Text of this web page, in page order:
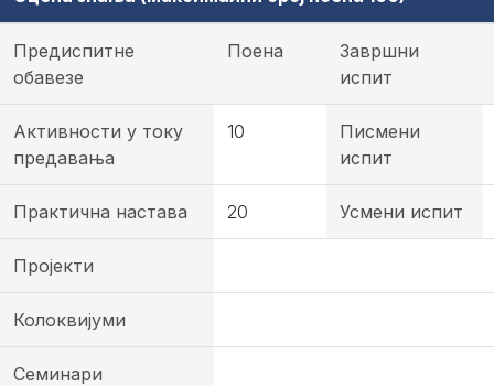
Предиспитне
обавезе
Поена
Завршни
испит
Активности у току
предавања
10
Писмени
испит
Практична настава 20 Усмени испит
Пројекти
Колоквијуми
Семинари